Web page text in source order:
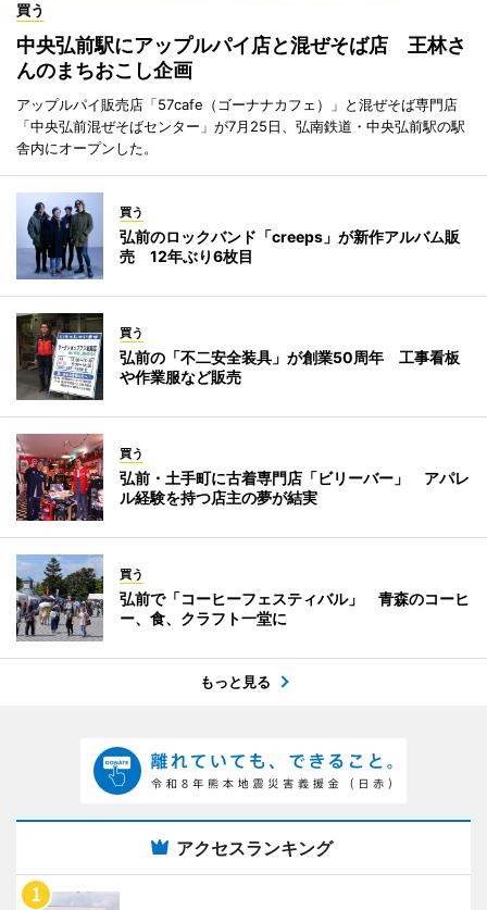
買う
中央弘前駅にアップルパイ店と混ぜそば店 王林さ
んのまちおこし企画
アップルパイ販売店「57cafe（ゴーナナカフェ）」と混ぜそば専門店
「中央弘前混ぜそばセンター」が7月25日、弘南鉄道・中央弘前駅の駅
舎内にオープンした。
買う
弘前のロックバンド「creeps」が新作アルバム販
売 12年ぶり6枚目
買う
弘前の「不二安全装具」が創業50周年 工事看板
や作業服など販売
買う
弘前・土手町に古着専門店「ビリーバー」 アパレ
ル経験を持つ店主の夢が結実
買う
弘前で「コーヒーフェスティバル」 青森のコーヒ
ー、食、クラフト一堂に
もっと見る
アクセスランキング